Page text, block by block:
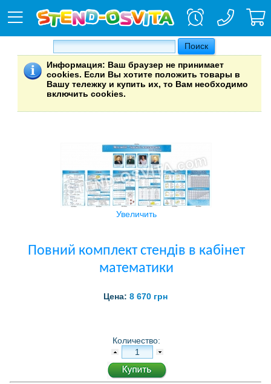
Информация: Ваш браузер не принимает
cookies. Если Вы хотите положить товары в
Вашу тележку и купить их, то Вам необходимо
включить cookies.
Увеличить
Повний комплект стендів в кабінет
математики
Цена: 8 670 грн
Количество: